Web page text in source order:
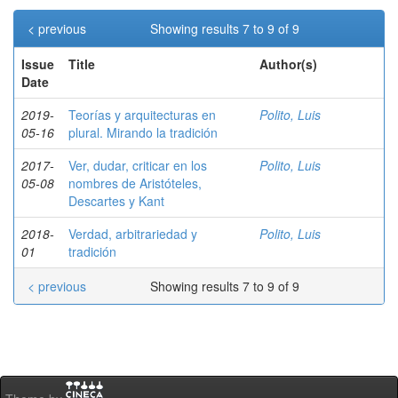
Showing results 7 to 9 of 9
< previous
Issue
Date
Title Author(s)
2019-
05-16
Teorías y arquitecturas en
plural. Mirando la tradición
Polito, Luis
2017-
05-08
Ver, dudar, criticar en los
nombres de Aristóteles,
Descartes y Kant
Polito, Luis
2018-
01
Verdad, arbitrariedad y
tradición
Polito, Luis
Showing results 7 to 9 of 9
< previous